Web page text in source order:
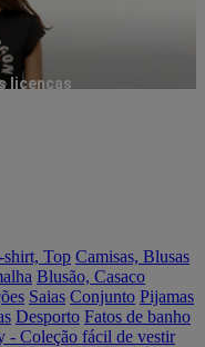
licenças
shirt, Top Camisas, Blusas
Blusão, Casaco
Saias Conjunto Pijamas
Desporto Fatos de banho
- Coleção fácil de vestir